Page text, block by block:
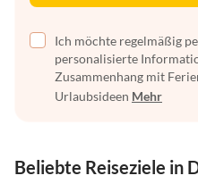
Ich möchte regelmäßig
personalisierte
Zusammenhang mit
Urlaubsideen Mehr
Beliebte Reiseziele in